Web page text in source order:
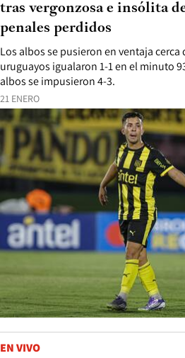
21 ENERO
Los albos se pusieron en ventaja
uruguayos igualaron 1-1 en el minuto
albos se impusieron 4-3.
tras vergonzosa e insólita
penales perdidos
EN VIVO